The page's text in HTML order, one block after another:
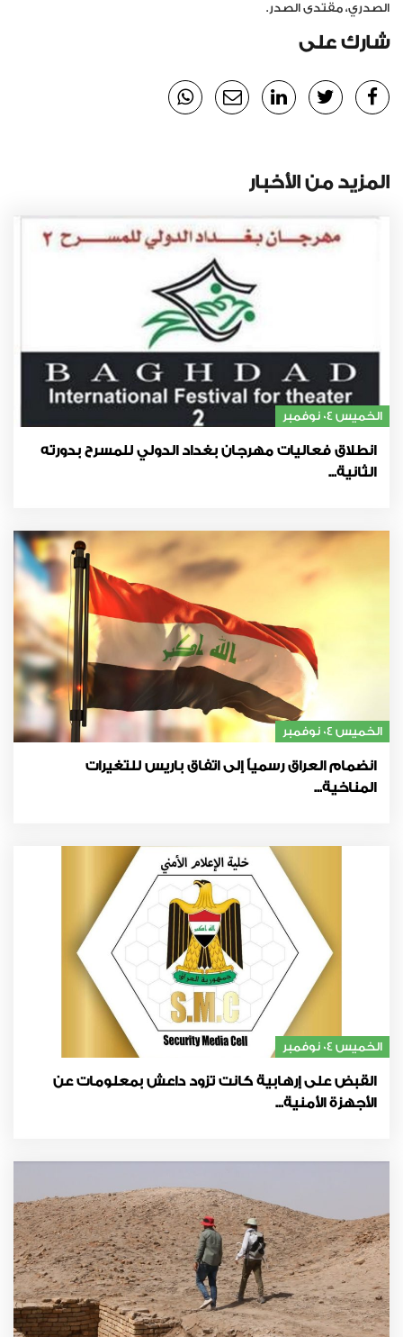
الصدري، مقتدى الصدر.
شارك على
المزيد من الأخبار
الخميس 04 نوفمبر
انطلاق فعاليات مهرجان بغداد الدولي للمسرح بدورته
الثانية...
الخميس 04 نوفمبر
انضمام العراق رسمياً إلى اتفاق باريس للتغيرات
المناخية...
الخميس 04 نوفمبر
القبض على إرهابية كانت تزود داعش بمعلومات عن
الأجهزة الأمنية...